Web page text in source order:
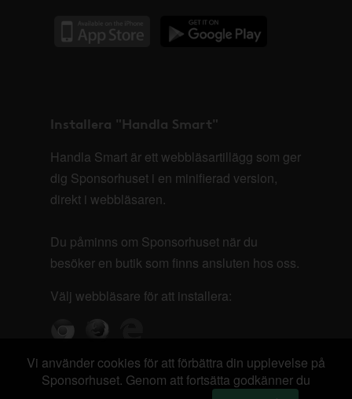
Installera "Handla Smart"
Handla Smart är ett webbläsartillägg som ger
dig Sponsorhuset i en minifierad version,
direkt i webbläsaren.
Du påminns om Sponsorhuset när du
besöker en butik som finns ansluten hos oss.
Välj webbläsare för att installera:
Vi använder cookies för att förbättra din upplevelse på
Sponsorhuset. Genom att fortsätta godkänner du